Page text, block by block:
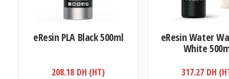
page
eResin PLA Black 500ml
208.18 DH (HT)
eResin Water
White
317.27 DH